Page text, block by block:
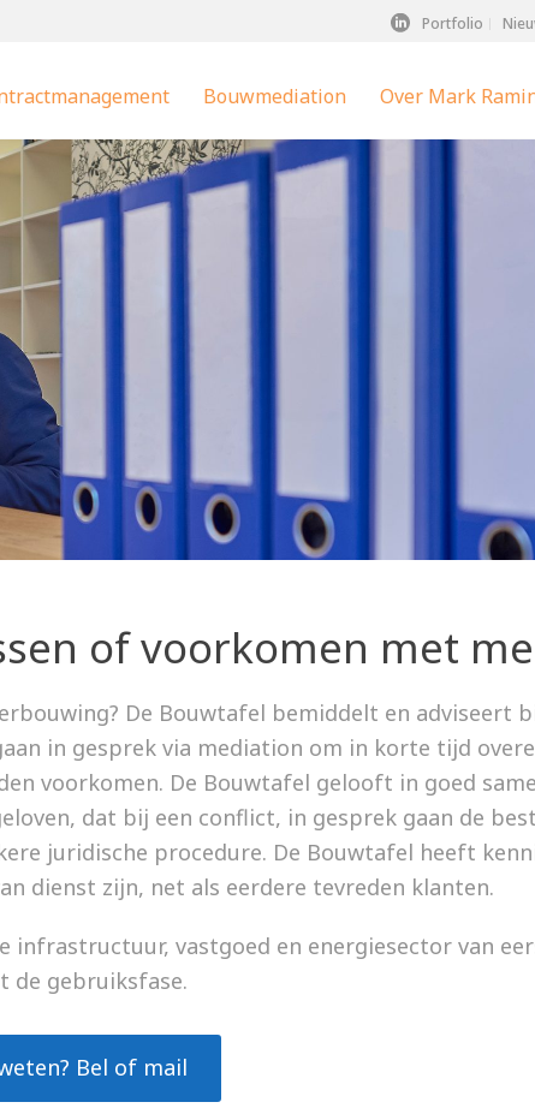
Portfolio
Bouwmediation Over Mark
of voorkomen met
De Bouwtafel bemiddelt en adviseert
in gesprek via mediation om in korte tijd
voorkomen. De Bouwtafel gelooft in goed
dat bij een conflict, in gesprek gaan de
juridische procedure. De Bouwtafel heeft
dienst zijn, net als eerdere tevreden klanten.
infrastructuur, vastgoed en energiesector van
de gebruiksfase.
Bel of mail